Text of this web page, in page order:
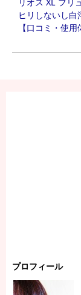
リオス XL フリ
ヒリしないし白
【口コミ・使用
プロフィール